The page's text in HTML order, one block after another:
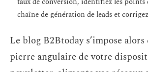
chaîne de génération de leads et
Le blog B2Btoday s’impose
pierre angulaire de votre